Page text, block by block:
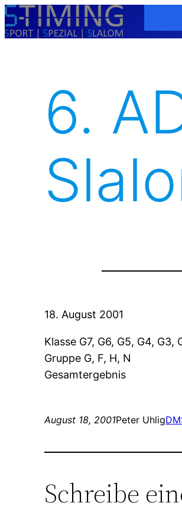
Zum
Inhalt
6.
18. August 2001
Klasse G7, G6, G5, G4, G3,
Gruppe G, F, H, N
Gesamtergebnis
August 18, 2001Peter Uhlig
Schreibe